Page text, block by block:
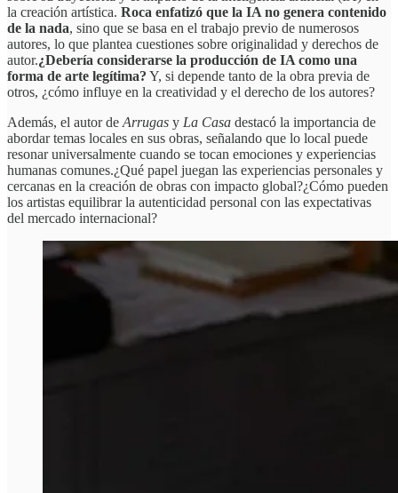
la creación artística. Roca enfatizó que la IA no genera contenido
de la nada, sino que se basa en el trabajo previo de numerosos
autores, lo que plantea cuestiones sobre originalidad y derechos de
autor.¿Debería considerarse la producción de IA como una
forma de arte legítima? Y, si depende tanto de la obra previa de
otros, ¿cómo influye en la creatividad y el derecho de los autores?
Además, el autor de Arrugas y La Casa destacó la importancia de
abordar temas locales en sus obras, señalando que lo local puede
resonar universalmente cuando se tocan emociones y experiencias
humanas comunes.¿Qué papel juegan las experiencias personales y
cercanas en la creación de obras con impacto global?¿Cómo pueden
los artistas equilibrar la autenticidad personal con las expectativas
del mercado internacional?